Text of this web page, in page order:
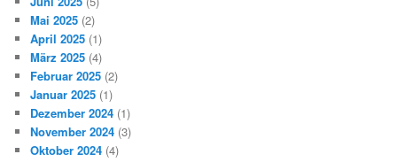
Mai 2025 (2)
April 2025 (1)
März 2025 (4)
Februar 2025 (2)
Januar 2025 (1)
Dezember 2024 (1)
November 2024 (3)
Oktober 2024 (4)